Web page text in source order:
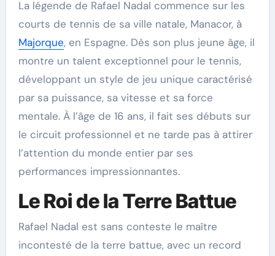
La légende de Rafael Nadal commence sur les
courts de tennis de sa ville natale, Manacor, à
Majorque, en Espagne. Dès son plus jeune âge, il
montre un talent exceptionnel pour le tennis,
développant un style de jeu unique caractérisé
par sa puissance, sa vitesse et sa force
mentale. À l’âge de 16 ans, il fait ses débuts sur
le circuit professionnel et ne tarde pas à attirer
l’attention du monde entier par ses
performances impressionnantes.
Le Roi de la Terre Battue
Rafael Nadal est sans conteste le maître
incontesté de la terre battue, avec un record